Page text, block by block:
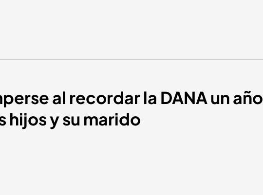
al recordar la DANA un año
hijos y su marido